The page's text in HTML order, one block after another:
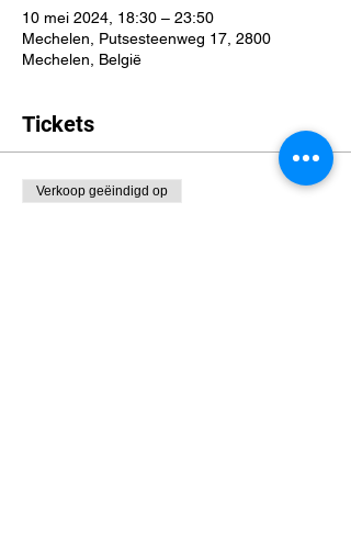
10 mei 2024, 18:30 – 23:50
Mechelen, Putsesteenweg 17, 2800
Mechelen, België
Tickets
Verkoop geëindigd op